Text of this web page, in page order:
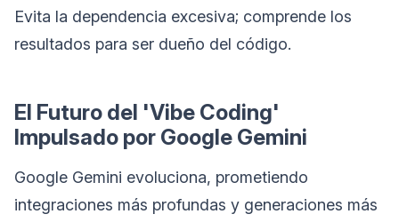
Evita la dependencia excesiva; comprende los
resultados para ser dueño del código.
El Futuro del 'Vibe Coding'
Impulsado por Google Gemini
Google Gemini evoluciona, prometiendo
integraciones más profundas y generaciones más